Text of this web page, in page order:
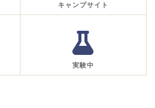
キャンプサイト
実験中